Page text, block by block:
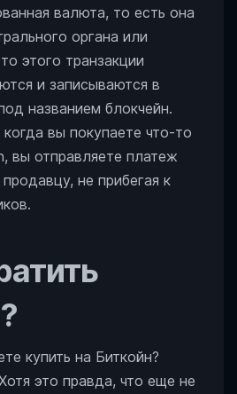
валюта, то есть она
органа или
этого транзакции
и записываются в
названием блокчейн.
вы покупаете что-то
вы отправляете платеж
не прибегая к
купить на Биткойн?
это правда, что еще не